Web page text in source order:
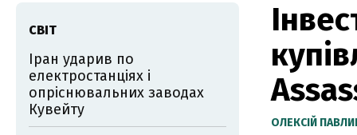
ОЛЕКСІЙ
СВІТ
Іран ударив по
електростанціях і
опріснювальних заводах
Кувейту